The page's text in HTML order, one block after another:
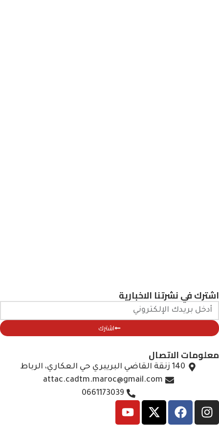
اشترك في نشرتنا الاخبارية
اشترك
معلومات الاتصال
140 زنقة القاضي البريبري حي العكاري، الرباط
attac.cadtm.maroc@gmail.com
0661173039